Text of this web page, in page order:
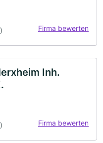
Firma bewerten
Inh.
Firma bewerten